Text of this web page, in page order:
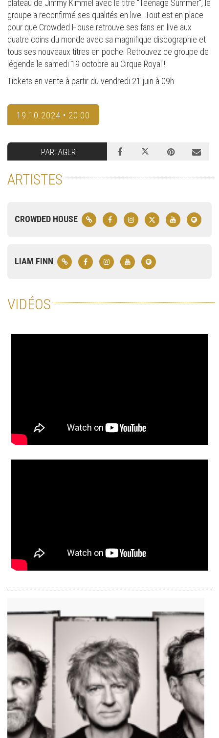
plateau de Jimmy Kimmel avec le titre "Teenage Summer", le
groupe a reconfirmé ses qualités en live. Tout est en place
pour que Crowded House retrouve ses fans en live aux
quatre coins du monde avec sa magnifique discographie et
tous ses nouveaux titres en poche. Retrouvez ce groupe de
légende le samedi 19 octobre au Cirque Royal !
Tickets en vente à partir du vendredi 21 juin à 09h
19.10.2024 • 20:00
PARTAGER
ARTISTES
CROWDED HOUSE
LIAM FINN
VIDÉOS